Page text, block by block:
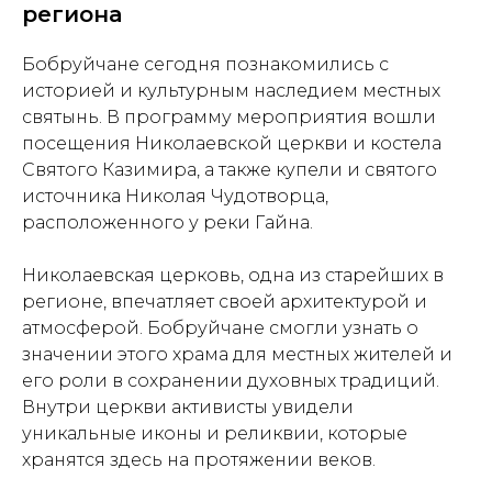
региона
Бобруйчане сегодня познакомились с
историей и культурным наследием местных
святынь. В программу мероприятия вошли
посещения Николаевской церкви и костела
Святого Казимира, а также купели и святого
источника Николая Чудотворца,
расположенного у реки Гайна.
Николаевская церковь, одна из старейших в
регионе, впечатляет своей архитектурой и
атмосферой. Бобруйчане смогли узнать о
значении этого храма для местных жителей и
его роли в сохранении духовных традиций.
Внутри церкви активисты увидели
уникальные иконы и реликвии, которые
хранятся здесь на протяжении веков.